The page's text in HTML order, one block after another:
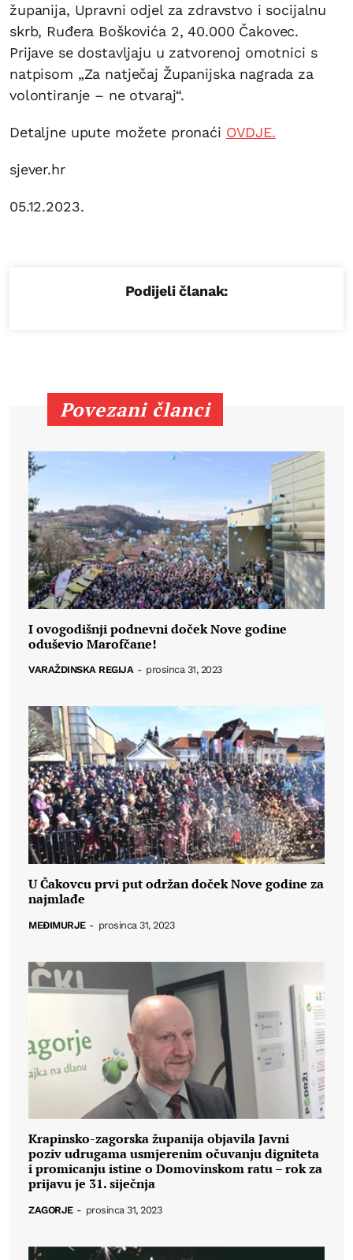
županija, Upravni odjel za zdravstvo i socijalnu
skrb, Ruđera Boškovića 2, 40.000 Čakovec.
Prijave se dostavljaju u zatvorenoj omotnici s
natpisom „Za natječaj Županijska nagrada za
volontiranje – ne otvaraj“.
Detaljne upute možete pronaći OVDJE.
sjever.hr
05.12.2023.
Podijeli članak:
Povezani članci
I ovogodišnji podnevni doček Nove godine
oduševio Marofčane!
VARAŽDINSKA REGIJA - prosinca 31, 2023
U Čakovcu prvi put održan doček Nove godine za
najmlađe
MEĐIMURJE - prosinca 31, 2023
Krapinsko-zagorska županija objavila Javni
poziv udrugama usmjerenim očuvanju digniteta
i promicanju istine o Domovinskom ratu – rok za
prijavu je 31. siječnja
ZAGORJE - prosinca 31, 2023